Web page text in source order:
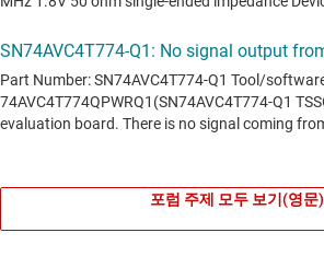
포럼 주제 모두 보기(영문)